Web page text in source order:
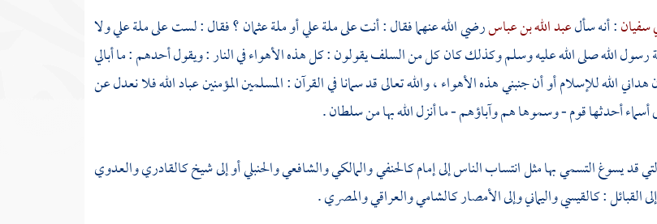
سفيان: أنه سألعبد الله بن عباسرضي الله عنهما فقال : أنت على ملةعليأو ملةعثمان؟ فقال : لست على ملةعليولا
رسول الله صلى الله عليه وسلم وكذلك كان كل منالسلفيقولون : كل هذه الأهواء في النار : ويقول أحدهم : ما أبالي
الله للإسلام أو أن جنبني هذه الأهواء ، والله تعالى قد سمانا في القرآن : المسلمين المؤمنين عباد الله فلا نعدل عن
إلى أسماء أحدثها قوم - وسموها هم وآباؤهم - ما أنزل الله بها من سلطان .
قد يسوغ التسمي بها مثل انتساب الناس إلى إمام كالحنفي والمالكي والشافعي والحنبلي أو إلى شيخ كالقادري والعدوي
القبائل : كالقيسي واليماني وإلى الأمصار كالشامي والعراقي والمصري .